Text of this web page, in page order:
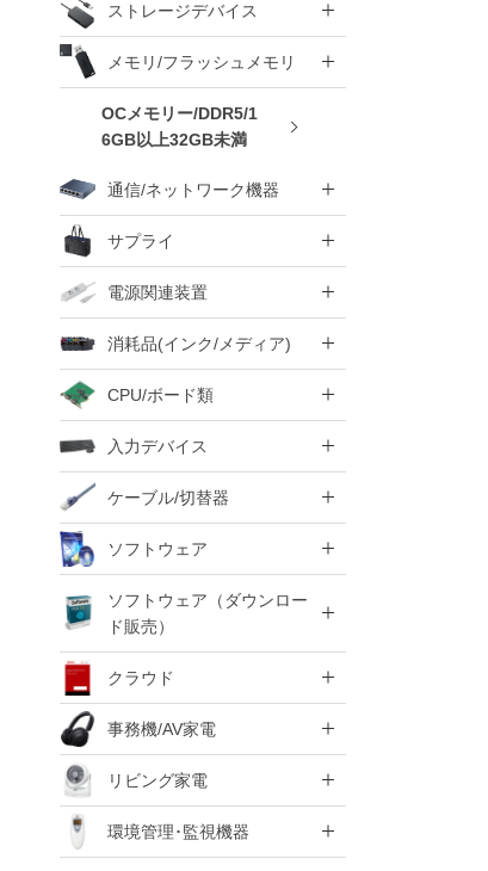
ストレージデバイス
メモリ/フラッシュメモリ
OCメモリー/DDR5/1
6GB以上32GB未満
通信/ネットワーク機器
サプライ
電源関連装置
消耗品(インク/メディア)
CPU/ボード類
入力デバイス
ケーブル/切替器
ソフトウェア
ソフトウェア（ダウンロー
ド販売）
クラウド
事務機/AV家電
リビング家電
環境管理･監視機器